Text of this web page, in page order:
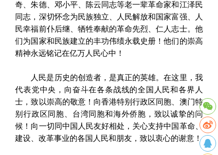
奇、朱德、邓小平、陈云同志等老一辈革命家和江泽民
同志，深切怀念为民族独立、人民解放和国家富强、人
民幸福前仆后继、牺牲奉献的革命先烈、仁人志士。他
们为国家和民族建立的丰功伟绩永载史册！他们的崇高
精神永远铭记在亿万人民心中！
人民是历史的创造者，是真正的英雄。在这里，我
代表党中央，向奋斗在各条战线的全国人民和各界人
士，致以崇高的敬意！向香港特别行政区同胞、澳门特
别行政区同胞、台湾同胞和海外侨胞，致以诚挚的问
候！向一切同中国人民友好相处，关心支持中国革命、
建设、改革事业的各国人民和朋友，致以衷心的谢意！